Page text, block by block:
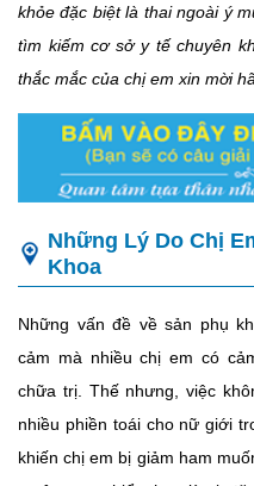
khỏe đặc biệt là thai ngoài ý
tìm kiếm cơ sở y tế chuyên
thắc mắc của chị em xin mời
Những Lý Do Chị
Khoa
Những vấn đề về sản phụ
cảm mà nhiều chị em có
chữa trị. Thế nhưng, việc
nhiều phiền toái cho nữ giới
khiến chị em bị giảm ham